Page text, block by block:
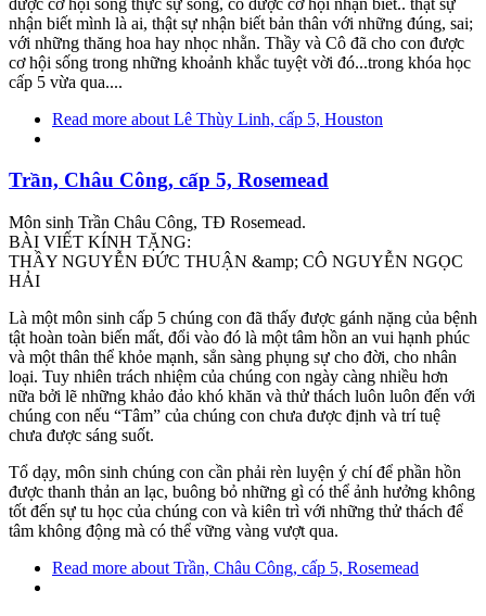
nhận biết mình là ai, thật sự nhận biết bản thân với những đúng, sai;
với những thăng hoa hay nhọc nhằn. Thầy và Cô đã cho con được
cơ hội sống trong những khoảnh khắc tuyệt vời đó...trong khóa học
cấp 5 vừa qua....
Read more about Lê Thùy Linh, cấp 5, Houston
Trần, Châu Công, cấp 5, Rosemead
Môn sinh Trần Châu Công, TĐ Rosemead.
BÀI VIẾT KÍNH TẶNG:
THẦY NGUYỄN ĐỨC THUẬN &amp; CÔ NGUYỄN NGỌC
HẢI
Là một môn sinh cấp 5 chúng con đã thấy được gánh nặng của bệnh
tật hoàn toàn biến mất, đổi vào đó là một tâm hồn an vui hạnh phúc
và một thân thể khỏe mạnh, sẳn sàng phụng sự cho đời, cho nhân
loại. Tuy nhiên trách nhiệm của chúng con ngày càng nhiều hơn
nữa bởi lẽ những khảo đảo khó khăn và thử thách luôn luôn đến với
chúng con nếu “Tâm” của chúng con chưa được định và trí tuệ
chưa được sáng suốt.
Tổ dạy, môn sinh chúng con cần phải rèn luyện ý chí để phần hồn
được thanh thản an lạc, buông bỏ những gì có thể ảnh hưởng không
tốt đến sự tu học của chúng con và kiên trì với những thử thách để
tâm không động mà có thể vững vàng vượt qua.
Read more about Trần, Châu Công, cấp 5, Rosemead